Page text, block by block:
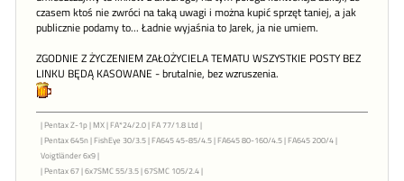
czasem ktoś nie zwróci na taką uwagi i można kupić sprzęt taniej, a jak
publicznie podamy to... Ładnie wyjaśnia to Jarek, ja nie umiem.
ZGODNIE Z ŻYCZENIEM ZAŁOŻYCIELA TEMATU WSZYSTKIE POSTY BEZ
LINKU BĘDĄ KASOWANE - brutalnie, bez wzruszenia.
| Pentax Z-1p | MX | FA*24/2.0 | FA 77/1.8 Ltd |
| Pentax 645n | FishEye 30/3.5 | FA645 45-85/4.5 | FA645 80-160/4.5 | FA645 200/4 |
Voigtländer 6x9 |
| Pentax 67 | 6x7SMC 55/3.5 | 67SMC 105/2.4 |